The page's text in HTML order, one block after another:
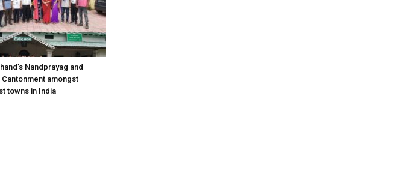
Nandprayag and
amongst
towns in India